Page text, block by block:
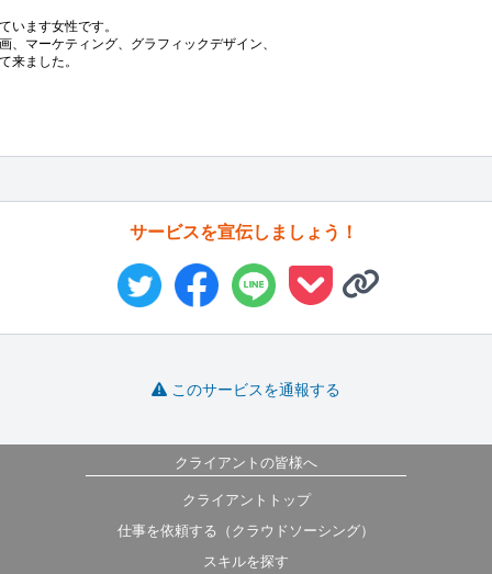
います女性です。
、マーケティング、グラフィックデザイン、
来ました。
サービスを宣伝しましょう！
このサービスを通報する
クライアントの皆様へ
クライアントトップ
仕事を依頼する（クラウドソーシング）
スキルを探す